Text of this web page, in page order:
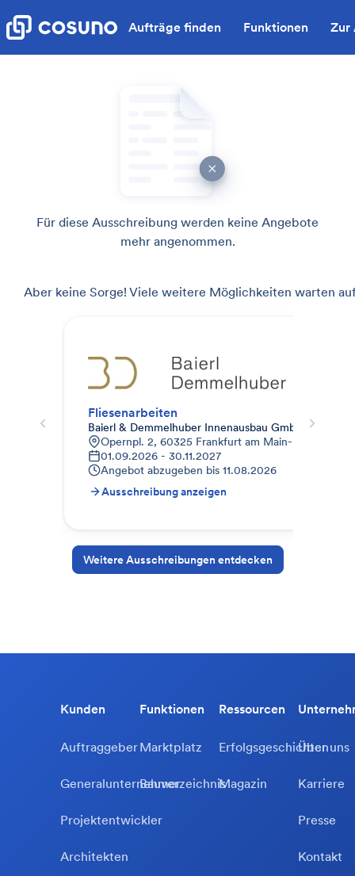
Aufträge finden Funktionen Zur
Für diese Ausschreibung werden keine Angebote
mehr angenommen.
Aber keine Sorge! Viele weitere Möglichkeiten warten
Fliesenarbeiten
Baierl & Demmelhuber Innenausbau GmbH
Opernpl. 2, 60325 Frankfurt am Main-Innenstadt
01.09.2026 - 30.11.2027
Angebot abzugeben bis 11.08.2026
Ausschreibung anzeigen
Weitere Ausschreibungen entdecken
Kunden
Auftraggeber
Generalunternehmer
Projektentwickler
Architekten
Funktionen
Marktplatz
Bauverzeichnis
Ressourcen
Erfolgsgeschichten
Magazin
Über uns
Karriere
Presse
Kontakt